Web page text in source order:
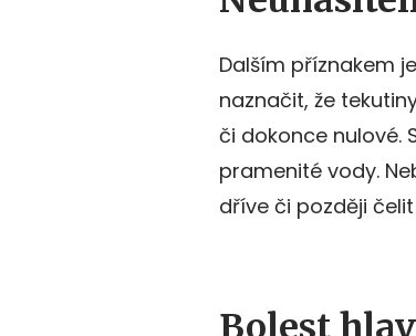
Dalším příznakem
naznačit, že
či dokonce nulové.
pramenité vody.
dříve či později